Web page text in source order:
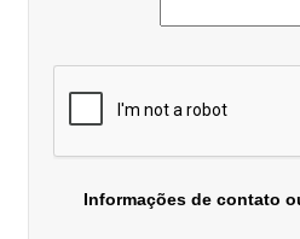
Informações de contato